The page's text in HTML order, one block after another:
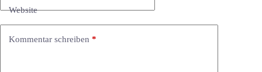
Website
Kommentar schreiben *